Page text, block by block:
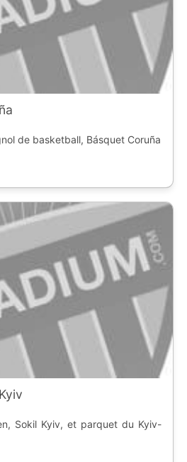
de basketball, Básquet Coruña
Sokil Kyiv, et parquet du Kyiv-